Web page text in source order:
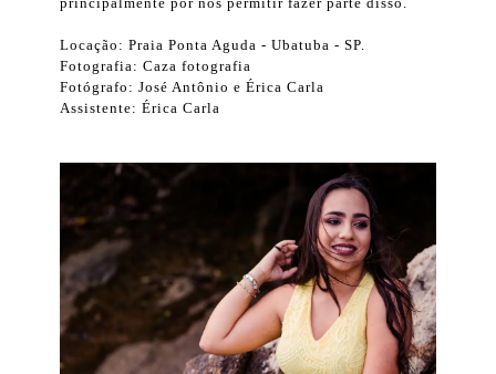
Locação: Praia Ponta Aguda - Ubatuba - SP.
Fotografia: Caza fotografia
Fotógrafo: José Antônio e Érica Carla
Assistente: Érica Carla